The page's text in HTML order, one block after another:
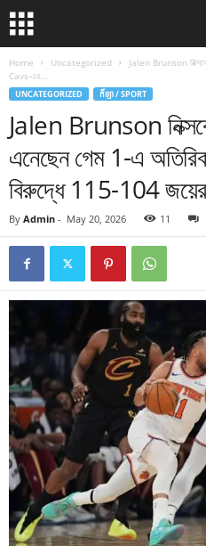
Home Uncategorized
Jalen Brunson
Cavs-এর...
UNCATEGORIZED កីឡា / SPORT
Jalen Brunson
এনেছেন গেম 1-এ
বিরুদ্ধে 115-104
By Admin - May 20, 2026 11